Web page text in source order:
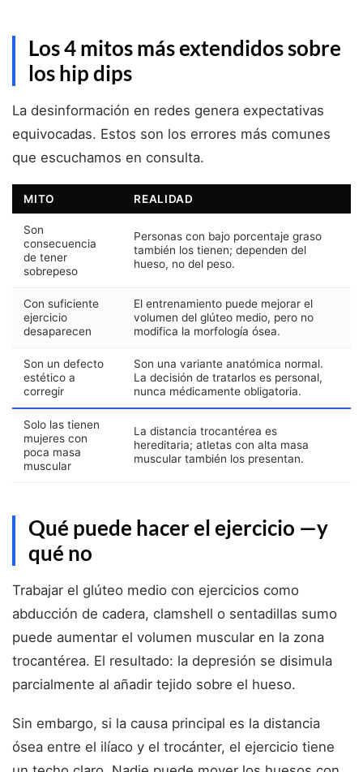
Los 4 mitos más extendidos sobre
los hip dips
La desinformación en redes genera expectativas
equivocadas. Estos son los errores más comunes
que escuchamos en consulta.
MITO REALIDAD
Son
consecuencia
de tener
sobrepeso
Personas con bajo porcentaje graso
también los tienen; dependen del
hueso, no del peso.
Con suficiente
ejercicio
desaparecen
El entrenamiento puede mejorar el
volumen del glúteo medio, pero no
modifica la morfología ósea.
Son un defecto
estético a
corregir
Son una variante anatómica normal.
La decisión de tratarlos es personal,
nunca médicamente obligatoria.
Solo las tienen
mujeres con
poca masa
muscular
La distancia trocantérea es
hereditaria; atletas con alta masa
muscular también los presentan.
Qué puede hacer el ejercicio —y
qué no
Trabajar el glúteo medio con ejercicios como
abducción de cadera, clamshell o sentadillas sumo
puede aumentar el volumen muscular en la zona
trocantérea. El resultado: la depresión se disimula
parcialmente al añadir tejido sobre el hueso.
Sin embargo, si la causa principal es la distancia
ósea entre el ilíaco y el trocánter, el ejercicio tiene